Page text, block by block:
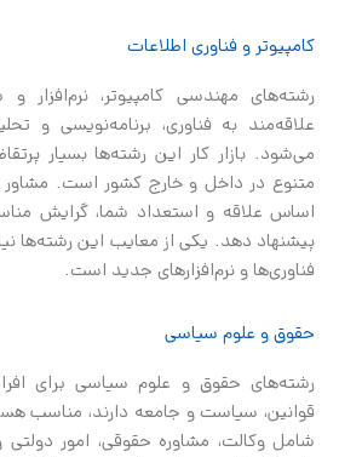
کامپیوتر و فناوری اطلاعات
رشته‌های مهندسی کامپیوتر، نرم‌افزار
علاقه‌مند به فناوری، برنامه‌نویسی و
می‌شود. بازار کار این رشته‌ها بسیار
متنوع در داخل و خارج کشور است. مشاور
اساس علاقه و استعداد شما، گرایش
پیشنهاد دهد. یکی از معایب این رشته‌ها
فناوری‌ها و نرم‌افزارهای جدید است.
حقوق و علوم سیاسی
رشته‌های حقوق و علوم سیاسی برای
قوانین، سیاست و جامعه دارند، مناسب
شامل وکالت، مشاوره حقوقی، امور